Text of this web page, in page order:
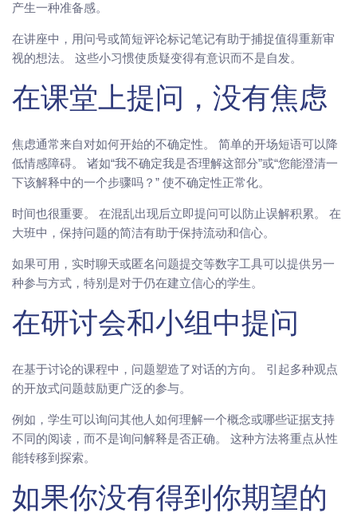
产生一种准备感。
在讲座中，用问号或简短评论标记笔记有助于捕捉值得重新审
视的想法。 这些小习惯使质疑变得有意识而不是自发。
在课堂上提问，没有焦虑
焦虑通常来自对如何开始的不确定性。 简单的开场短语可以降
低情感障碍。 诸如“我不确定我是否理解这部分”或“您能澄清一
下该解释中的一个步骤吗？” 使不确定性正常化。
时间也很重要。 在混乱出现后立即提问可以防止误解积累。 在
大班中，保持问题的简洁有助于保持流动和信心。
如果可用，实时聊天或匿名问题提交等数字工具可以提供另一
种参与方式，特别是对于仍在建立信心的学生。
在研讨会和小组中提问
在基于讨论的课程中，问题塑造了对话的方向。 引起多种观点
的开放式问题鼓励更广泛的参与。
例如，学生可以询问其他人如何理解一个概念或哪些证据支持
不同的阅读，而不是询问解释是否正确。 这种方法将重点从性
能转移到探索。
如果你没有得到你期望的